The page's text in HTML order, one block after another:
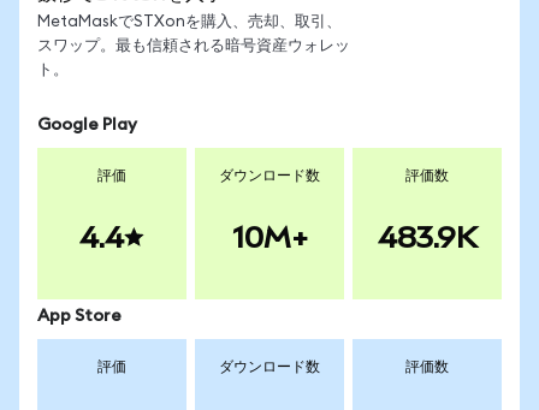
MetaMaskでSTXonを購入、売却、取引、
スワップ。最も信頼される暗号資産ウォレッ
ト。
Google Play
評価
4.4
ダウンロード数
10M+
評価数
483.9K
App Store
評価 ダウンロード数 評価数